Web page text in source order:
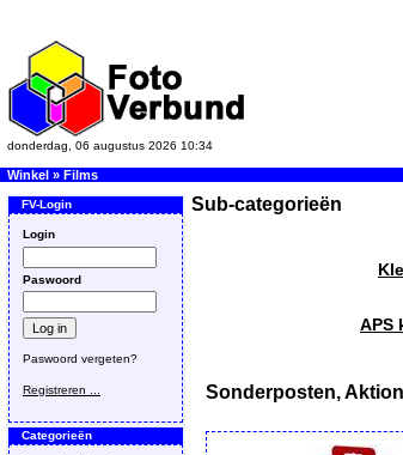
donderdag, 06 augustus 2026 10:34
Winkel » Films
FV-Login
Login
Paswoord
Paswoord vergeten?
Registreren ...
Categorieën
Sub-categorieën
APS
Sonderposten,